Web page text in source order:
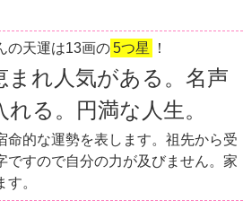
の天運は13画の5つ星 ！
まれ人気がある。名声
れる。円満な人生。
命的な運勢を表します。祖先から受
ですので自分の力が及びません。家
。